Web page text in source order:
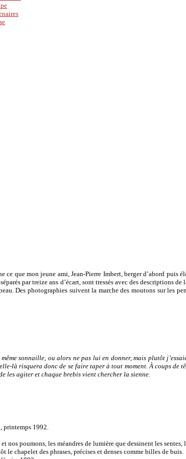
ce que mon jeune ami, Jean-Pierre Imbert, berger d’abord
par treize ans d’écart, sont tressés avec des descriptions
Des photographies suivent la marche des moutons sur les
sonnaille, ou alors ne pas lui en donner, mais plutôt
là risquera donc de se faire taper à tout moment. À coups de
les agiter et chaque brebis vient chercher la sienne.
printemps 1992.
nos poumons, les méandres de lumière que dessinent les
chapelet des phrases, précises et denses comme billes de buis.